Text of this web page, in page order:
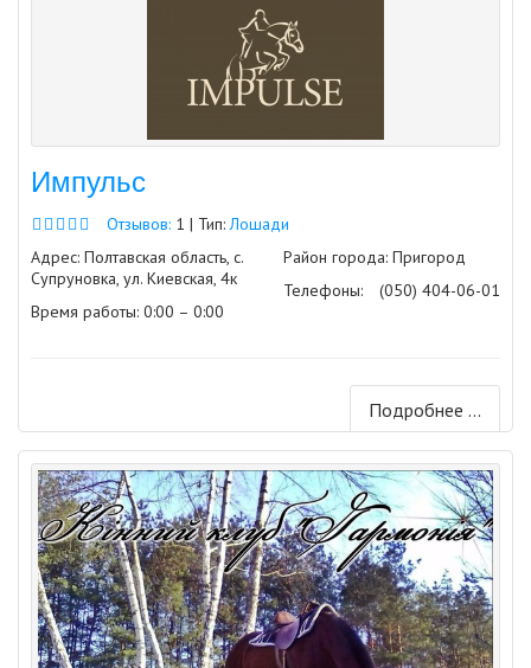
Импульс
Отзывов: 1 | Тип:Лошади
Адрес: Полтавская область, с.
Супруновка, ул. Киевская, 4к
Время работы: 0:00 – 0:00
Район города: Пригород
Телефоны:
(050) 404-06-01
Подробнее ...